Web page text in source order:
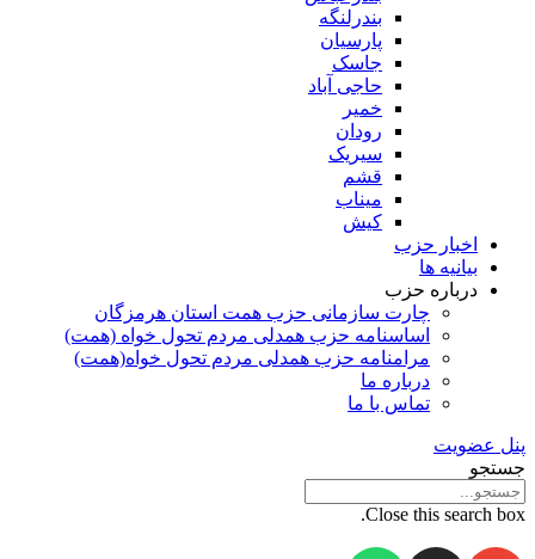
بندرلنگه
پارسیان
جاسک
حاجی آباد
خمیر
رودان
سیریک
قشم
میناب
کیش
اخبار حزب
بیانیه ها
درباره حزب
چارت سازمانی حزب همت استان هرمزگان
اساسنامه حزب همدلی مردم تحول خواه (همت)
مرامنامه حزب همدلی مردم تحول خواه(همت)
درباره ما
تماس با ما
پنل عضویت
جستجو
Close this search box.